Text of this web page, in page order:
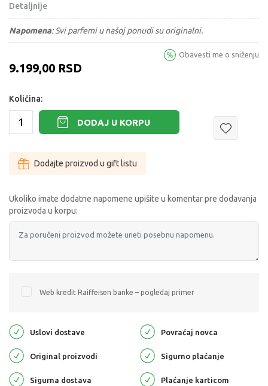
Detaljnije
Napomena:Svi parfemi u našoj ponudi su originalni.
9.199,00 RSD
Obavesti me o sniženju
Količina:
DODAJ U KORPU
Dodajte proizvod u gift listu
Ukoliko imate dodatne napomene upišite u komentar pre dodavanja
proizvoda u korpu:
Web kredit Raiffeisen banke – pogledaj primer
Uslovi dostave Povraćaj novca
Original proizvodi Sigurno plaćanje
Sigurna dostava Plaćanje karticom